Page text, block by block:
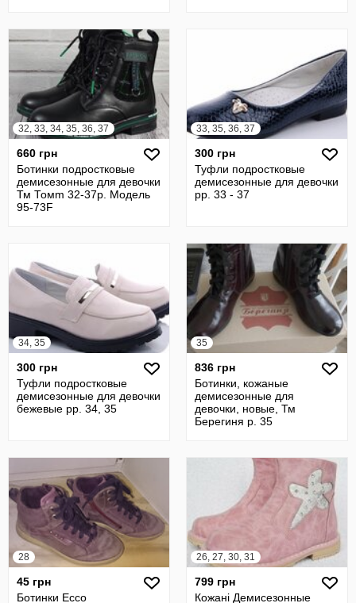
32, 33, 34, 35, 36, 37
660 грн
Ботинки подростковые
демисезонные для девочки
Тм Томm 32-37р. Модель
95-73F
33, 35, 36, 37
300 грн
Туфли подростковые
демисезонные для девочки
рр. 33 - 37
34, 35
300 грн
Туфли подростковые
демисезонные для девочки
бежевые рр. 34, 35
35
836 грн
Ботинки, кожаные
демисезонные для
девочки, новые, Тм
Берегиня р. 35
28
45 грн
Ботинки Ecco
26, 27, 30, 31
799 грн
Кожані Демисезонные